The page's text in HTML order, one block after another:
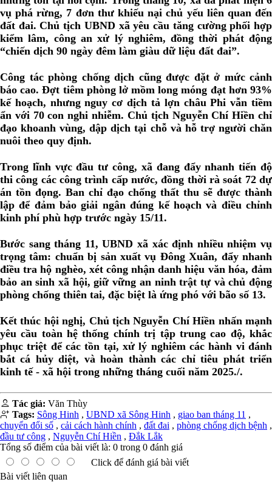
vụ phá rừng, 7 đơn thư khiếu nại chủ yếu liên quan đến
đất đai. Chủ tịch UBND xã yêu cầu tăng cường phối hợp
kiểm lâm, công an xử lý nghiêm, đồng thời phát động
“chiến dịch 90 ngày đêm làm giàu dữ liệu đất đai”.
Công tác phòng chống dịch cũng được đặt ở mức cảnh
báo cao. Đợt tiêm phòng lở mồm long móng đạt hơn 93%
kế hoạch, nhưng nguy cơ dịch tả lợn châu Phi vẫn tiềm
ẩn với 70 con nghi nhiễm. Chủ tịch Nguyễn Chí Hiền chỉ
đạo khoanh vùng, dập dịch tại chỗ và hỗ trợ người chăn
nuôi theo quy định.
Trong lĩnh vực đầu tư công, xã đang đẩy nhanh tiến độ
thi công các công trình cấp nước, đồng thời rà soát 72 dự
án tồn đọng. Ban chỉ đạo chống thất thu sẽ được thành
lập để đảm bảo giải ngân đúng kế hoạch và điều chỉnh
kinh phí phù hợp trước ngày 15/11.
Bước sang tháng 11, UBND xã xác định nhiều nhiệm vụ
trọng tâm: chuẩn bị sản xuất vụ Đông Xuân, đẩy nhanh
điều tra hộ nghèo, xét công nhận danh hiệu văn hóa, đảm
bảo an sinh xã hội, giữ vững an ninh trật tự và chủ động
phòng chống thiên tai, đặc biệt là ứng phó với bão số 13.
Kết thúc hội nghị, Chủ tịch Nguyễn Chí Hiền nhấn mạnh
yêu cầu toàn hệ thống chính trị tập trung cao độ, khắc
phục triệt để các tồn tại, xử lý nghiêm các hành vi đánh
bắt cá hủy diệt, và hoàn thành các chỉ tiêu phát triển
kinh tế - xã hội trong những tháng cuối năm 2025./.
Tác giả: Văn Thùy
Tags: Sông Hinh , UBND xã Sông Hinh , giao ban tháng 11 ,
chuyển đổi số , cải cách hành chính , đất đai , phòng chống dịch bệnh ,
đầu tư công , Nguyễn Chí Hiền , Đắk Lắk
Tổng số điểm của bài viết là: 0 trong 0 đánh giá
Click để đánh giá bài viết
Bài viết liên quan